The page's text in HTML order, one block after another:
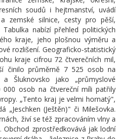
soudů i hejtmanství, uvádí
zemské silnice, cesty pro pěší,
nabízí přehled politických
kraje, jeho plošnou výměru a
rozlišení. Geograficko-statistický
kraje cifrou 72 čtverečních mil,
činilo průměrně 7 525 osob na
Šluknovsko jako „průmyslové
osob na čtvereční míli patřily
„Tento kraj je velmi hornatý",
„Jeschken (Ještěn)" či Milešovka.
živí se též zpracováním vlny a
Obchod zprostředkovává jak lodní